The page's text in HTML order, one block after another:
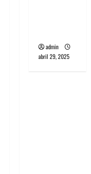
admin
abril 29, 2025